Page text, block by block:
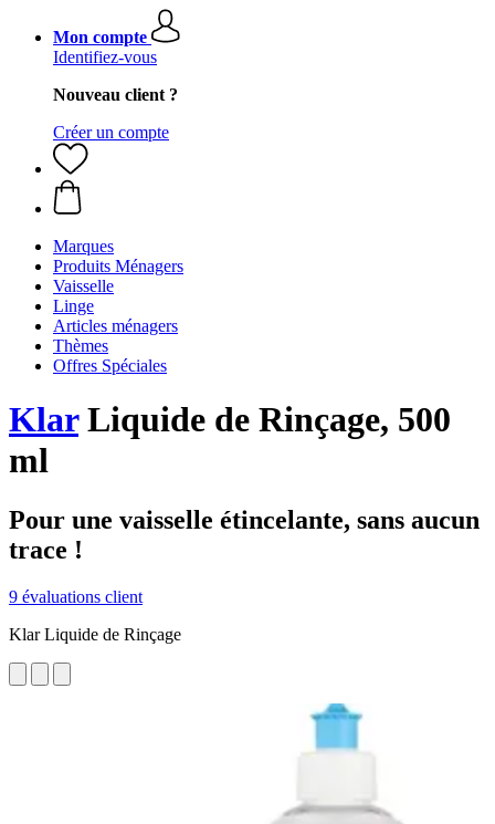
Mon compte
Identifiez-vous
Nouveau client ?
Créer un compte
Marques
Produits Ménagers
Vaisselle
Linge
Articles ménagers
Thèmes
Offres Spéciales
KlarLiquide de Rinçage, 500
ml
Pour une vaisselle étincelante, sans aucun
trace !
9 évaluations client
Klar Liquide de Rinçage